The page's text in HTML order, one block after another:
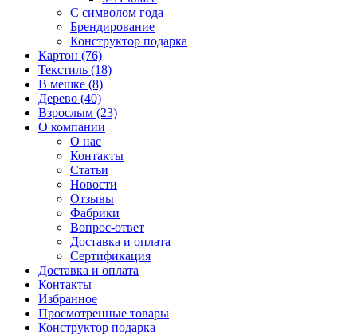
С символом года
Брендирование
Конструктор подарка
Картон (76)
Текстиль (18)
В мешке (8)
Дерево (40)
Взрослым (23)
О компании
О нас
Контакты
Статьи
Новости
Отзывы
Фабрики
Вопрос-ответ
Доставка и оплата
Сертификация
Доставка и оплата
Контакты
Избранное
Просмотренные товары
Конструктор подарка